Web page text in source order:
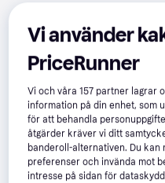
Vi använder
PriceRunner
Vi och våra157 partner lagrar
information på din enhet, som
för att behandla
åtgärder kräver vi ditt
banderoll-alternativen. Du kan
preferenser och invända mot
intresse på sidan för